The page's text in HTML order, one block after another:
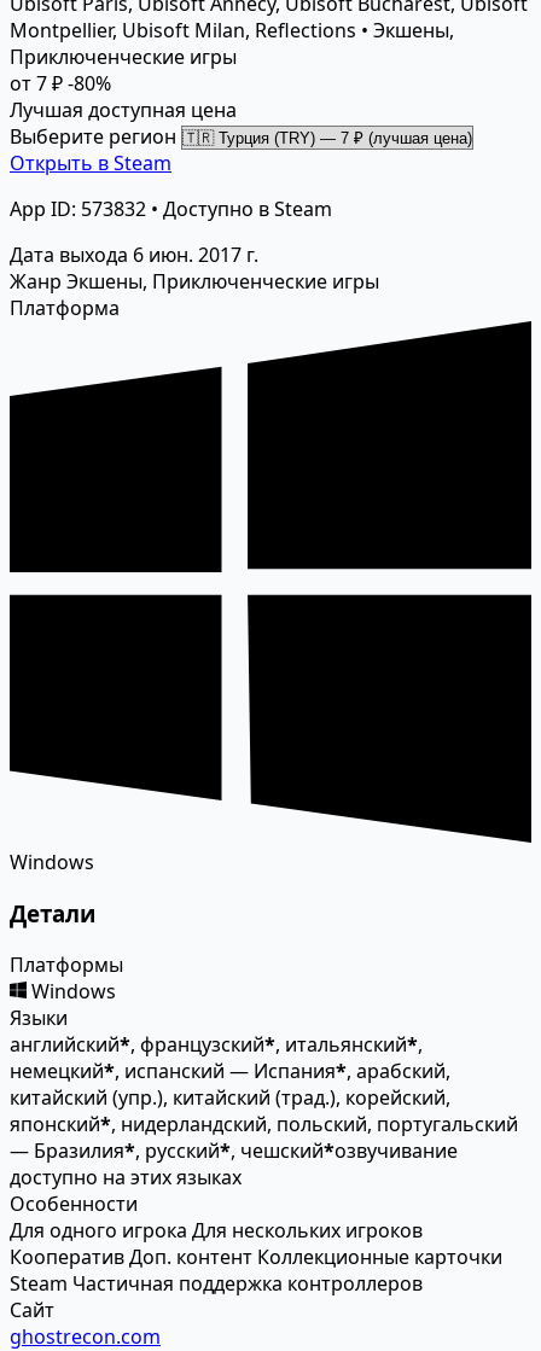
Montpellier, Ubisoft Milan, Reflections • Экшены,
Приключенческие игры
от 7 ₽-80%
Лучшая доступная цена
Выберите регион
Открыть в Steam
App ID: 573832 • Доступно в Steam
Дата выхода 6 июн. 2017 г.
Жанр Экшены, Приключенческие игры
Платформа
Windows
Детали
Платформы
Windows
Языки
английский*, французский*, итальянский*,
немецкий*, испанский — Испания*, арабский,
китайский (упр.), китайский (трад.), корейский,
японский*, нидерландский, польский, португальский
— Бразилия*, русский*, чешский*озвучивание
доступно на этих языках
Особенности
Для одного игрока Для нескольких игроков
КооперативДоп. контент Коллекционные карточки
Steam Частичная поддержка контроллеров
Сайт
ghostrecon.com